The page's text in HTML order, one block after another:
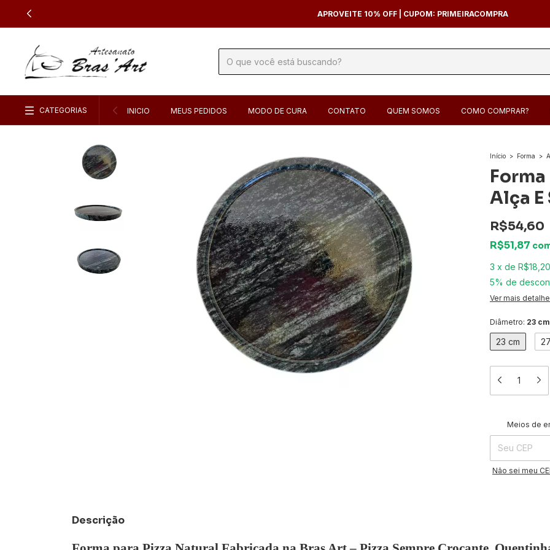
APROVEITE 10% OFF | CUPOM: PRIMEIRACOMPRA
CATEGORIAS INICIO MEUS PEDIDOS MODO DE CURA CONTATO QUEM SOMOS COMO COMPRAR?
Início > Forma >
Forma
Alça
R$54,60
R$51,87
3 x de R$18,20
5% de
Ver mais
Diâmetro: 23 cm
23 cm
Entregas para o
Meios de
Não sei meu
Descrição